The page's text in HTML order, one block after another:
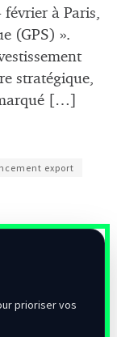
à Paris,
(GPS) ».
stratégique,
[…]
export
prioriser vos